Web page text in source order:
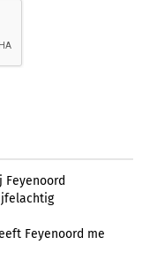
Feyenoord me